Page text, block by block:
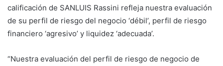
calificación de SANLUIS Rassini refleja nuestra evaluación
de su perfil de riesgo del negocio ‘débil’, perfil de riesgo
financiero ‘agresivo’ y liquidez ‘adecuada’.
“Nuestra evaluación del perfil de riesgo de negocio de